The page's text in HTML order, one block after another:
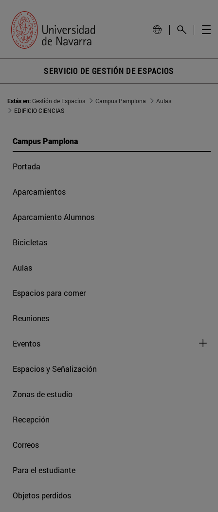
SERVICIO DE GESTIÓN DE ESPACIOS
Estás en:Gestión de Espacios Campus Pamplona
Aulas
EDIFICIO CIENCIAS
Campus Pamplona
Portada
Aparcamientos
Aparcamiento Alumnos
Bicicletas
Aulas
Espacios para comer
Reuniones
Eventos
Espacios y Señalización
Zonas de estudio
Recepción
Correos
Para el estudiante
Objetos perdidos